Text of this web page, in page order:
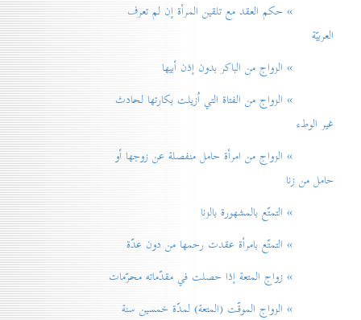
» حكم العقد مع تلقين المرأة إن لم تعرف
العربيّة
» الزواج من الباكر بدون إذن أبيها
» الزواج من الفتاة التي اُزيلت بكارتها لحادث
غير الوطء
» الزواج من امرأة حامل منفصلة عن زوجها أو
حامل من زنا
» التمتّع بالمشهورة بالزنا
» التمتّع بامرأة عقدت رحمها من دون عدّة
» زواج المتعة إذا حصلت في مقدّماته محرّمات
» الزواج الموقّت (المتعة) لمدّة خمسين سنة